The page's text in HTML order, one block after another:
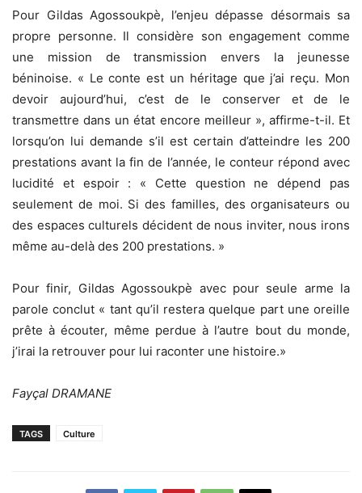
Pour Gildas Agossoukpè, l’enjeu dépasse désormais sa
propre personne. Il considère son engagement comme
une mission de transmission envers la jeunesse
béninoise. « Le conte est un héritage que j’ai reçu. Mon
devoir aujourd’hui, c’est de le conserver et de le
transmettre dans un état encore meilleur », affirme-t-il. Et
lorsqu’on lui demande s’il est certain d’atteindre les 200
prestations avant la fin de l’année, le conteur répond avec
lucidité et espoir : « Cette question ne dépend pas
seulement de moi. Si des familles, des organisateurs ou
des espaces culturels décident de nous inviter, nous irons
même au-delà des 200 prestations. »
Pour finir, Gildas Agossoukpè avec pour seule arme la
parole conclut « tant qu’il restera quelque part une oreille
prête à écouter, même perdue à l’autre bout du monde,
j’irai la retrouver pour lui raconter une histoire.»
Fayçal DRAMANE
TAGS Culture